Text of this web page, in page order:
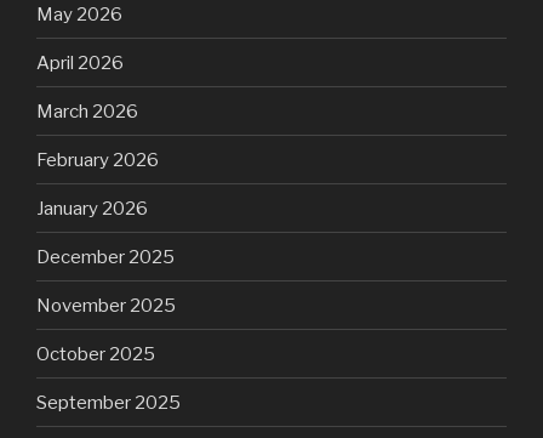
May 2026
April 2026
March 2026
February 2026
January 2026
December 2025
November 2025
October 2025
September 2025